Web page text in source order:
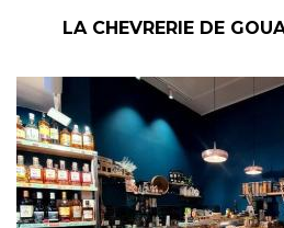
LA CHEVRERIE DE